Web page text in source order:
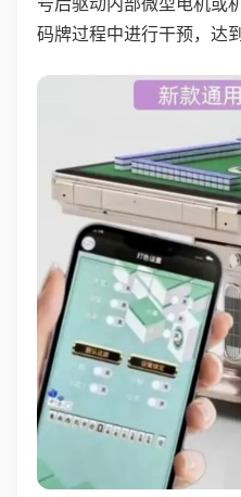
码牌过程中进行干预，达